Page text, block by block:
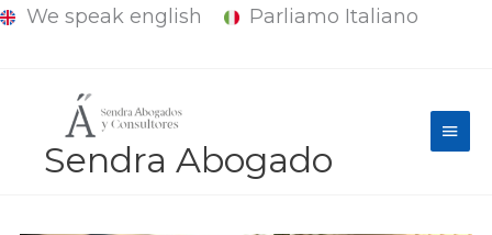
We speak english Parliamo Italiano
Sendra Abogado